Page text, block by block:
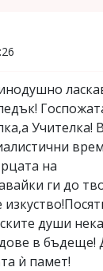
Учителка!
на
ги до
души
в бъдеще!
ѝ памет!